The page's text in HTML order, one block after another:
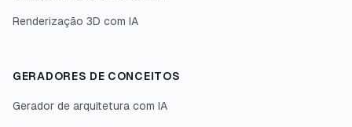
Renderização 3D com IA
GERADORES DE CONCEITOS
Gerador de arquitetura com IA